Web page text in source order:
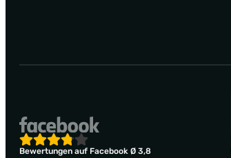
Bewertungen auf Facebook Ø 3,8